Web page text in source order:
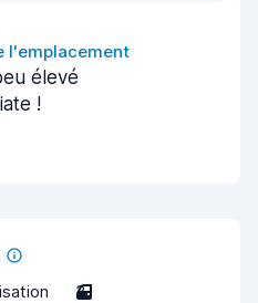
l'emplacement
élevé
!
3